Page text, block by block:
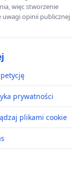
więc stworzenie
uwagi opinii publicznej
petycję
prywatności
plikami cookie